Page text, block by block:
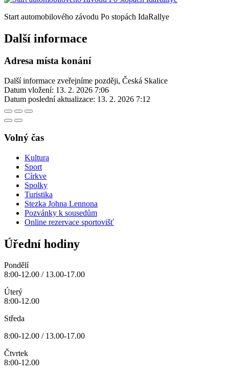
Start automobilového závodu Po stopách IdaRallye
Další informace
Adresa místa konání
Další informace zveřejníme později, Česká Skalice
Datum vložení: 13. 2. 2026 7:06
Datum poslední aktualizace: 13. 2. 2026 7:12
Volný čas
Kultura
Sport
Církve
Spolky
Turistika
Stezka Johna Lennona
Pozvánky k sousedům
Online rezervace sportovišť
Úřední hodiny
Pondělí
8:00-12.00 / 13.00-17.00
Úterý
8:00-12.00
Středa
8:00-12.00 / 13.00-17.00
Čtvrtek
8:00-12.00